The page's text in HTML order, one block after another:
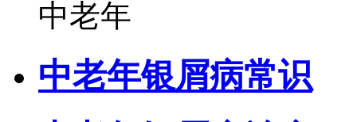
中老年
中老年银屑病常识